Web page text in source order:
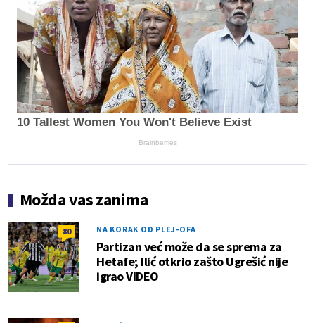
10 Tallest Women You Won't Believe Exist
Brainberries
Možda vas zanima
80 NA KORAK OD PLEJ-OFA
Partizan već može da se sprema za
Hetafe; Ilić otkrio zašto Ugrešić nije
igrao VIDEO